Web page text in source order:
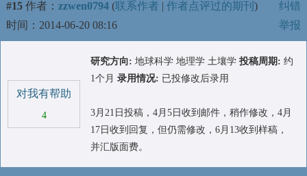
#15 作者： zzwen0794 (联系作者 | 作者点评过的期刊 )
时间：2014-06-20 08:16
纠错
举报
对我有帮助
4
研究方向: 地球科学 地理学 土壤学 投稿周期: 约
1个月 录用情况: 已投修改后录用
3月21日投稿，4月5日收到邮件，稍作修改，4月
17日收到回复，但仍需修改，6月13收到样稿，
并汇版面费。